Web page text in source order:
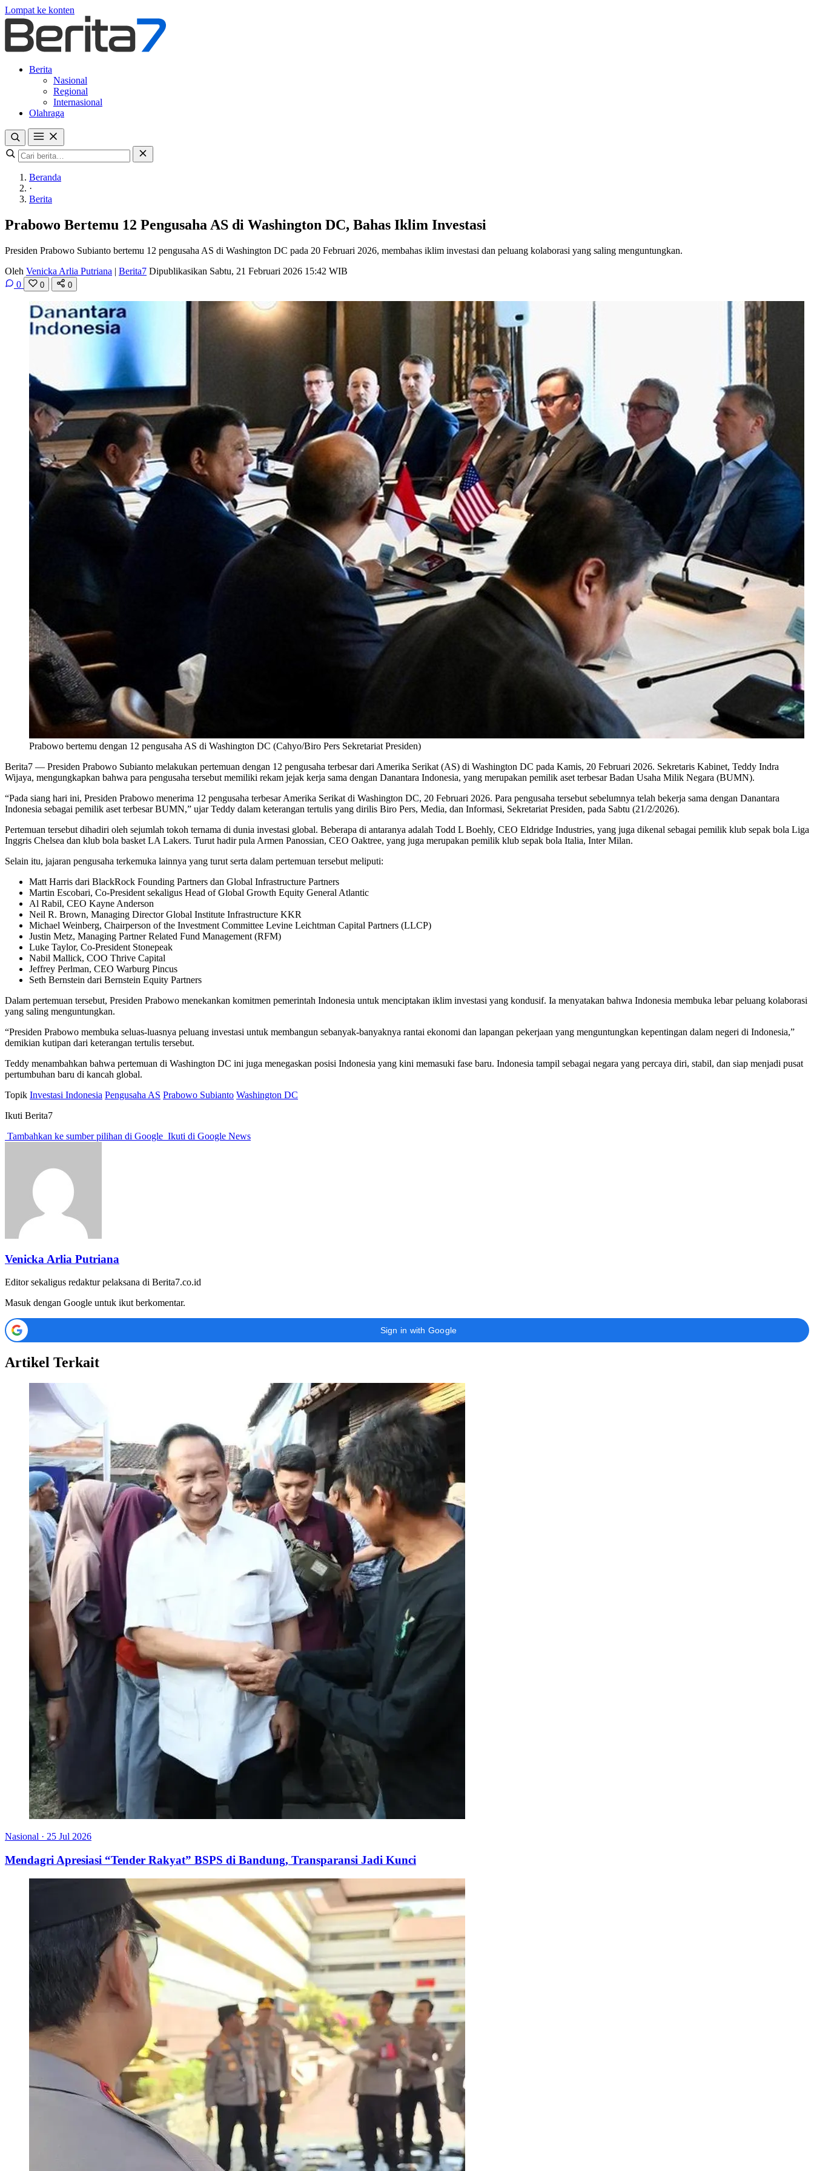
Lompat ke konten
Berita
Nasional
Regional
Internasional
Olahraga
Beranda
·
Berita
Prabowo Bertemu 12 Pengusaha AS di Washington DC, Bahas Iklim Investasi
Presiden Prabowo Subianto bertemu 12 pengusaha AS di Washington DC pada 20 Februari 2026, membahas iklim investasi dan peluang kolaborasi yang saling menguntungkan.
Oleh Venicka Arlia Putriana | Berita7 Dipublikasikan Sabtu, 21 Februari 2026 15:42 WIB
0
0 0
Prabowo bertemu dengan 12 pengusaha AS di Washington DC (Cahyo/Biro Pers Sekretariat Presiden)
Berita7 — Presiden Prabowo Subianto melakukan pertemuan dengan 12 pengusaha terbesar dari Amerika Serikat (AS) di Washington DC pada Kamis, 20 Februari 2026. Sekretaris Kabinet, Teddy Indra
Wijaya, mengungkapkan bahwa para pengusaha tersebut memiliki rekam jejak kerja sama dengan Danantara Indonesia, yang merupakan pemilik aset terbesar Badan Usaha Milik Negara (BUMN).
“Pada siang hari ini, Presiden Prabowo menerima 12 pengusaha terbesar Amerika Serikat di Washington DC, 20 Februari 2026. Para pengusaha tersebut sebelumnya telah bekerja sama dengan Danantara
Indonesia sebagai pemilik aset terbesar BUMN,” ujar Teddy dalam keterangan tertulis yang dirilis Biro Pers, Media, dan Informasi, Sekretariat Presiden, pada Sabtu (21/2/2026).
Pertemuan tersebut dihadiri oleh sejumlah tokoh ternama di dunia investasi global. Beberapa di antaranya adalah Todd L Boehly, CEO Eldridge Industries, yang juga dikenal sebagai pemilik klub sepak bola Liga
Inggris Chelsea dan klub bola basket LA Lakers. Turut hadir pula Armen Panossian, CEO Oaktree, yang juga merupakan pemilik klub sepak bola Italia, Inter Milan.
Selain itu, jajaran pengusaha terkemuka lainnya yang turut serta dalam pertemuan tersebut meliputi:
Matt Harris dari BlackRock Founding Partners dan Global Infrastructure Partners
Martin Escobari, Co-President sekaligus Head of Global Growth Equity General Atlantic
Al Rabil, CEO Kayne Anderson
Neil R. Brown, Managing Director Global Institute Infrastructure KKR
Michael Weinberg, Chairperson of the Investment Committee Levine Leichtman Capital Partners (LLCP)
Justin Metz, Managing Partner Related Fund Management (RFM)
Luke Taylor, Co-President Stonepeak
Nabil Mallick, COO Thrive Capital
Jeffrey Perlman, CEO Warburg Pincus
Seth Bernstein dari Bernstein Equity Partners
Dalam pertemuan tersebut, Presiden Prabowo menekankan komitmen pemerintah Indonesia untuk menciptakan iklim investasi yang kondusif. Ia menyatakan bahwa Indonesia membuka lebar peluang kolaborasi
yang saling menguntungkan.
“Presiden Prabowo membuka seluas-luasnya peluang investasi untuk membangun sebanyak-banyaknya rantai ekonomi dan lapangan pekerjaan yang menguntungkan kepentingan dalam negeri di Indonesia,”
demikian kutipan dari keterangan tertulis tersebut.
Teddy menambahkan bahwa pertemuan di Washington DC ini juga menegaskan posisi Indonesia yang kini memasuki fase baru. Indonesia tampil sebagai negara yang percaya diri, stabil, dan siap menjadi pusat
pertumbuhan baru di kancah global.
Topik Investasi Indonesia Pengusaha AS Prabowo Subianto Washington DC
Ikuti Berita7
Tambahkan ke sumber pilihan di Google Ikuti di Google News
Venicka Arlia Putriana
Editor sekaligus redaktur pelaksana di Berita7.co.id
Masuk dengan Google untuk ikut berkomentar.
Sign in with Google
Artikel Terkait
Nasional · 25 Jul 2026
Mendagri Apresiasi “Tender Rakyat” BSPS di Bandung, Transparansi Jadi Kunci